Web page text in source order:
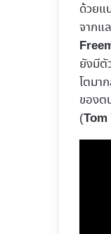
ด้วยแ
จากแ
ยังมีตั
โตมา
ของต
(